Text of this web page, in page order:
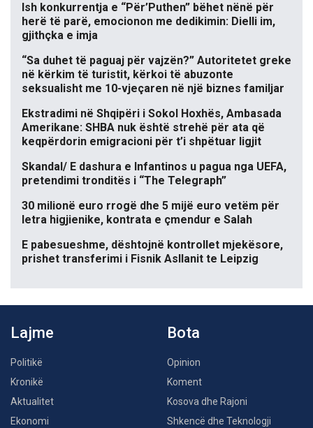
Ish konkurrentja e “Për’Puthen” bëhet nënë për
herë të parë, emocionon me dedikimin: Dielli im,
gjithçka e imja
“Sa duhet të paguaj për vajzën?” Autoritetet greke
në kërkim të turistit, kërkoi të abuzonte
seksualisht me 10-vjeçaren në një biznes familjar
Ekstradimi në Shqipëri i Sokol Hoxhës, Ambasada
Amerikane: SHBA nuk është strehë për ata që
keqpërdorin emigracioni për t’i shpëtuar ligjit
Skandal/ E dashura e Infantinos u pagua nga UEFA,
pretendimi tronditës i “The Telegraph”
30 milionë euro rrogë dhe 5 mijë euro vetëm për
letra higjienike, kontrata e çmendur e Salah
E pabesueshme, dështojnë kontrollet mjekësore,
prishet transferimi i Fisnik Asllanit te Leipzig
Lajme
Politikë
Kronikë
Aktualitet
Ekonomi
Bota
Opinion
Koment
Kosova dhe Rajoni
Shkencë dhe Teknologji